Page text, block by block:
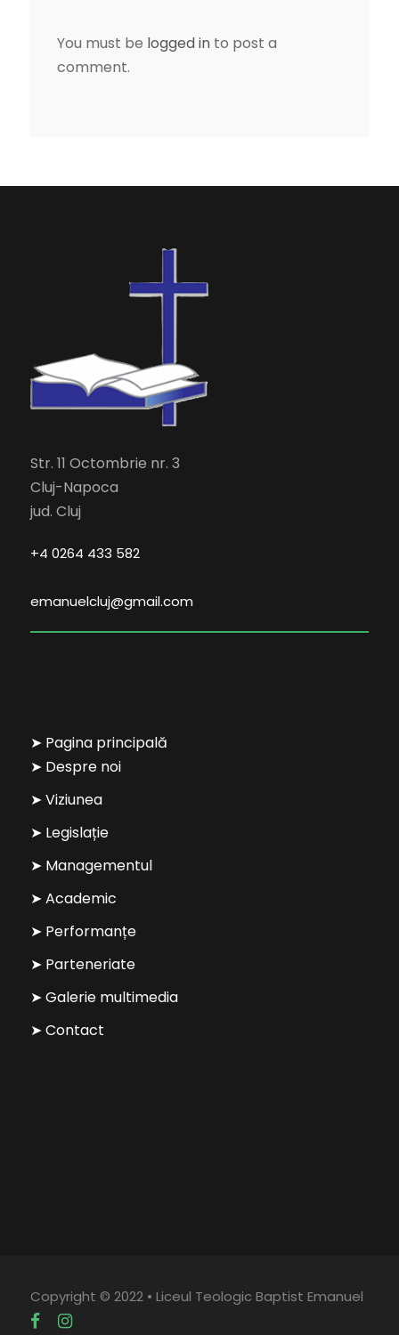
You must be logged in to post a
comment.
Str. 11 Octombrie nr. 3
Cluj-Napoca
jud. Cluj
+4 0264 433 582
emanuelcluj@gmail.com
➤ Pagina principală
➤ Despre noi
➤ Viziunea
➤ Legislație
➤ Managementul
➤ Academic
➤ Performanțe
➤ Parteneriate
➤ Galerie multimedia
➤ Contact
Copyright © 2022 • Liceul Teologic Baptist Emanuel